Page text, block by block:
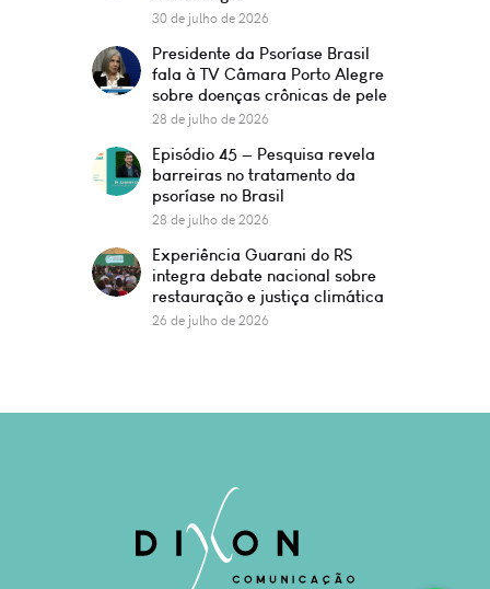
30 de julho de 2026
Presidente da Psoríase Brasil
fala à TV Câmara Porto Alegre
sobre doenças crônicas de pele
28 de julho de 2026
Episódio 45 — Pesquisa revela
barreiras no tratamento da
psoríase no Brasil
28 de julho de 2026
Experiência Guarani do RS
integra debate nacional sobre
restauração e justiça climática
26 de julho de 2026